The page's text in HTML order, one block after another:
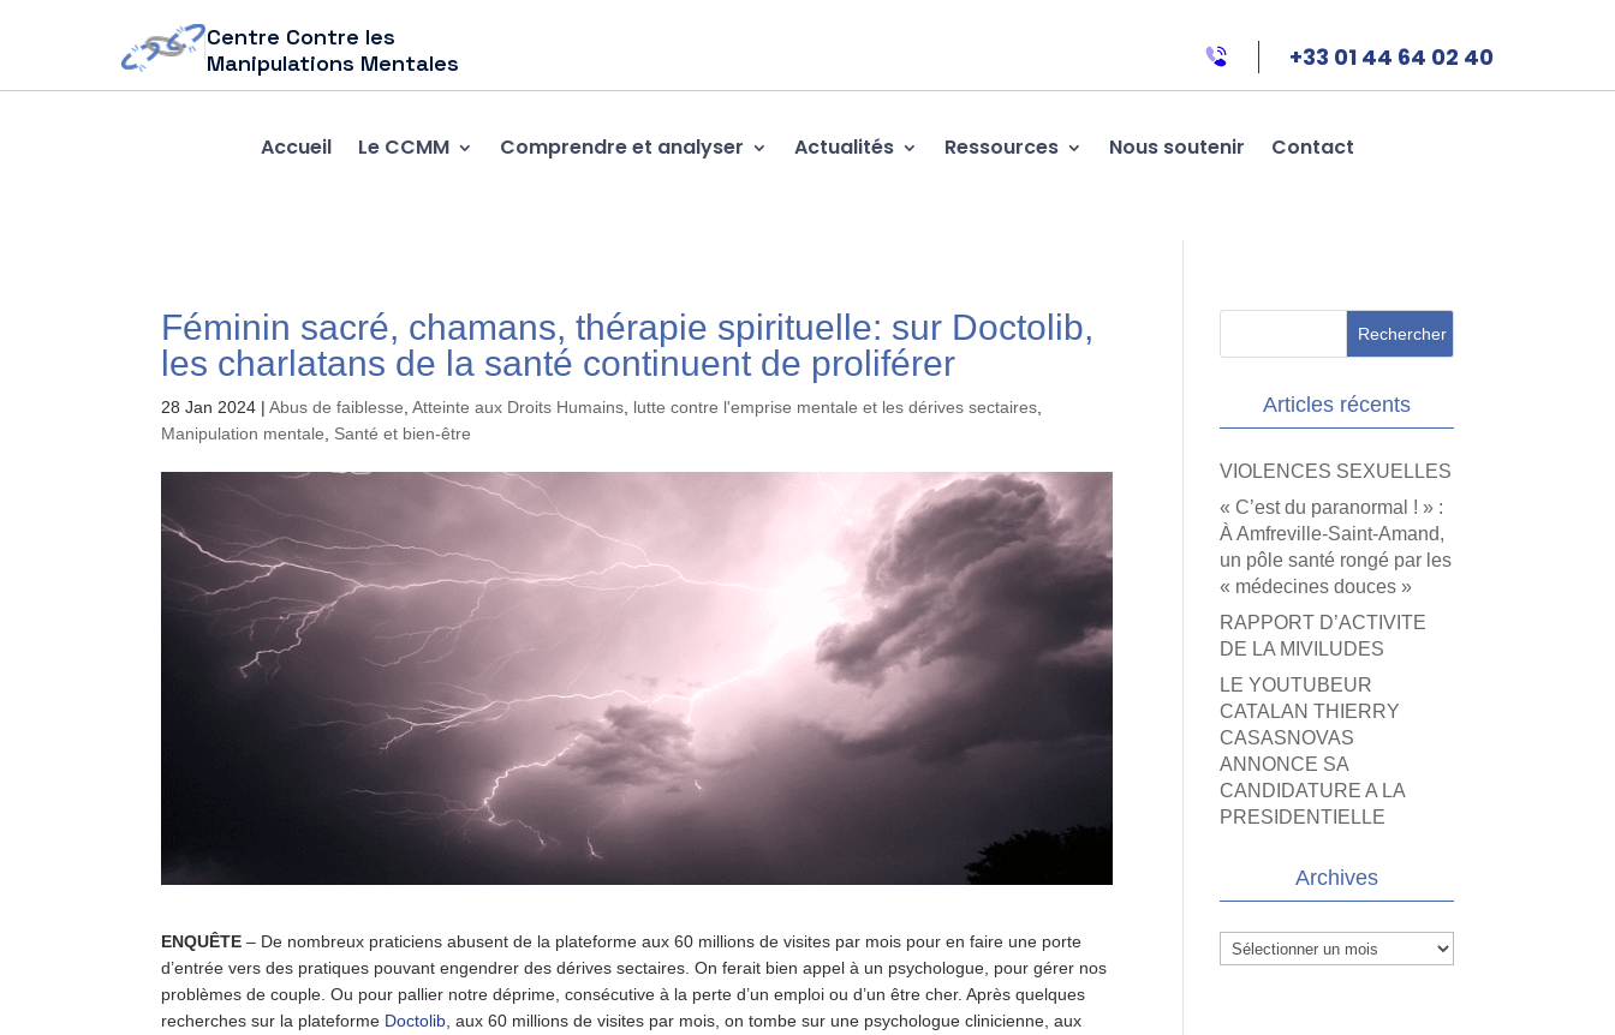
Centre Contre les
Manipulations Mentales
+33 01 44 64 02 40
Accueil Le CCMM Comprendre et analyser Actualités Ressources Nous soutenir Contact
Féminin sacré, chamans, thérapie spirituelle: sur Doctolib,
les charlatans de la santé continuent de proliférer
28 Jan 2024 |Abus de faiblesse ,Atteinte aux Droits Humains lutte contre l'emprise mentale et les dérives sectaires
Manipulation mentale
Santé et bien-être
ENQUÊTE– De nombreux praticiens abusent de la plateforme aux 60 millions de visites par mois pour en faire une porte
d’entrée vers des pratiques pouvant engendrer des dérives sectaires.On ferait bien appel à un psychologue, pour gérer nos
problèmes de couple. Ou pour pallier notre déprime, consécutive à la perte d’un emploi ou d’un être cher. Après quelques
recherches sur la plateforme Doctolib , aux 60 millions de visites par mois, on tombe sur une psychologue clinicienne, aux
Articles récents
VIOLENCES SEXUELLES
« C’est du paranormal ! » :
À Amfreville-Saint-Amand,
un pôle santé rongé par les
« médecines douces »
RAPPORT D’ACTIVITE
DE LA MIVILUDES
LE YOUTUBEUR
CATALAN THIERRY
CASASNOVAS
ANNONCE SA
CANDIDATURE A LA
PRESIDENTIELLE
Archives
Archives